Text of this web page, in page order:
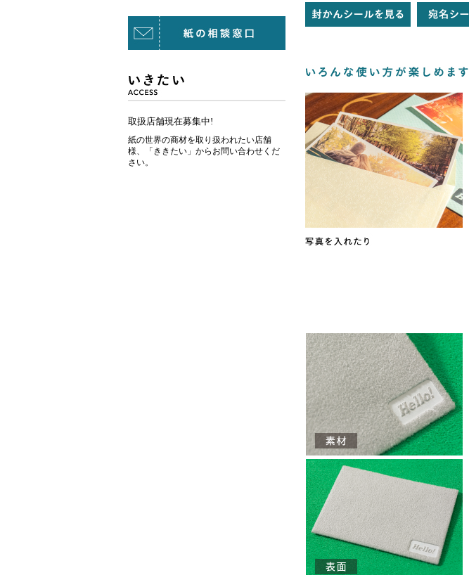
取扱店舗現在募集中!
紙の世界の商材を取り扱われたい店舗
様、「ききたい」からお問い合わせくだ
さい。